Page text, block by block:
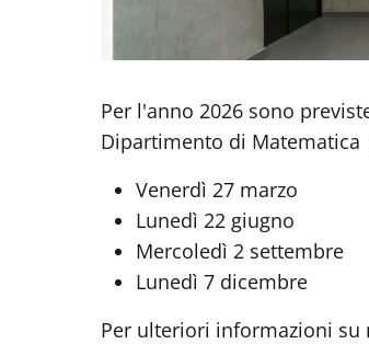
Per l'anno 2026 sono
Dipartimento di Matematica
Venerdì 27 marzo
Lunedì 22 giugno
Mercoledì 2 settembre
Lunedì 7 dicembre
Per ulteriori informazioni su